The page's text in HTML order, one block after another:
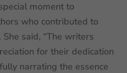
moment to
who contributed to
said, “The writers
for their dedication
narrating the essence